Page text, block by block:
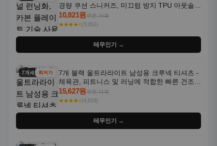
경량 쿠션 스니커즈, 미끄럼 방지 TPU 아웃솔,
통기성 화이트-퍼플 그라데이션, 헬스, 트레이
닝 - 남성용, 여성용, 모든 계절에 적합
10,821원쿠폰 가격
★★★★⭐(3,051)
테무인기 →
7개세트최저가
7개 블랙 울트라라이트 남성용 크루넥 티셔츠 -
체육관, 피트니스 및 러닝에 적합한 빠른 건조,
통기성 좋은 수분 흡수 반팔 운동복
15,627원쿠폰 가격
★★★★⭐(4,518)
테무인기 →